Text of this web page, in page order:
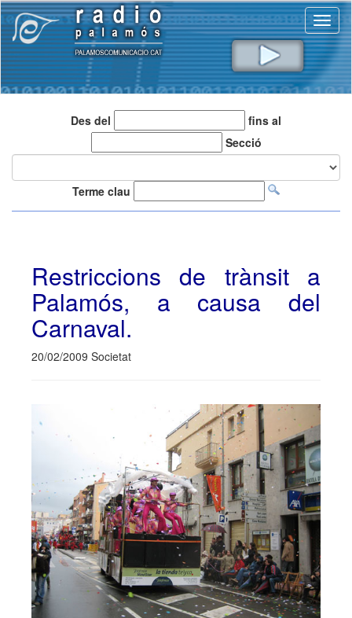
Des del
fins al
Secció
Terme clau
Restriccions de trànsit a
Palamós, a causa del
Carnaval.
20/02/2009 Societat